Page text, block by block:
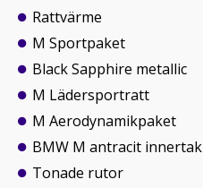
Rattvärme
M Sportpaket
Black Sapphire metallic
M Lädersportratt
M Aerodynamikpaket
BMW M antracit innertak
Tonade rutor